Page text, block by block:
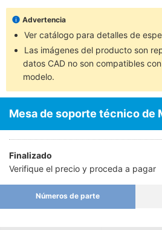
Advertencia
Ver catálogo para detalles de
Las imágenes del producto son
datos CAD no son compatibles
modelo.
Mesa de soporte técnico de
Finalizado
Verifique el precio y proceda a pagar
Números de parte